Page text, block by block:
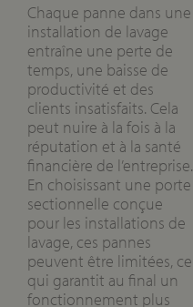
Chaque panne dans une
installation de lavage
entraîne une perte de
temps, une baisse de
productivité et des
clients insatisfaits. Cela
peut nuire à la fois à la
réputation et à la santé
financière de l’entreprise.
En choisissant une porte
sectionnelle conçue
pour les installations de
lavage, ces pannes
peuvent être limitées, ce
qui garantit au final un
fonctionnement plus